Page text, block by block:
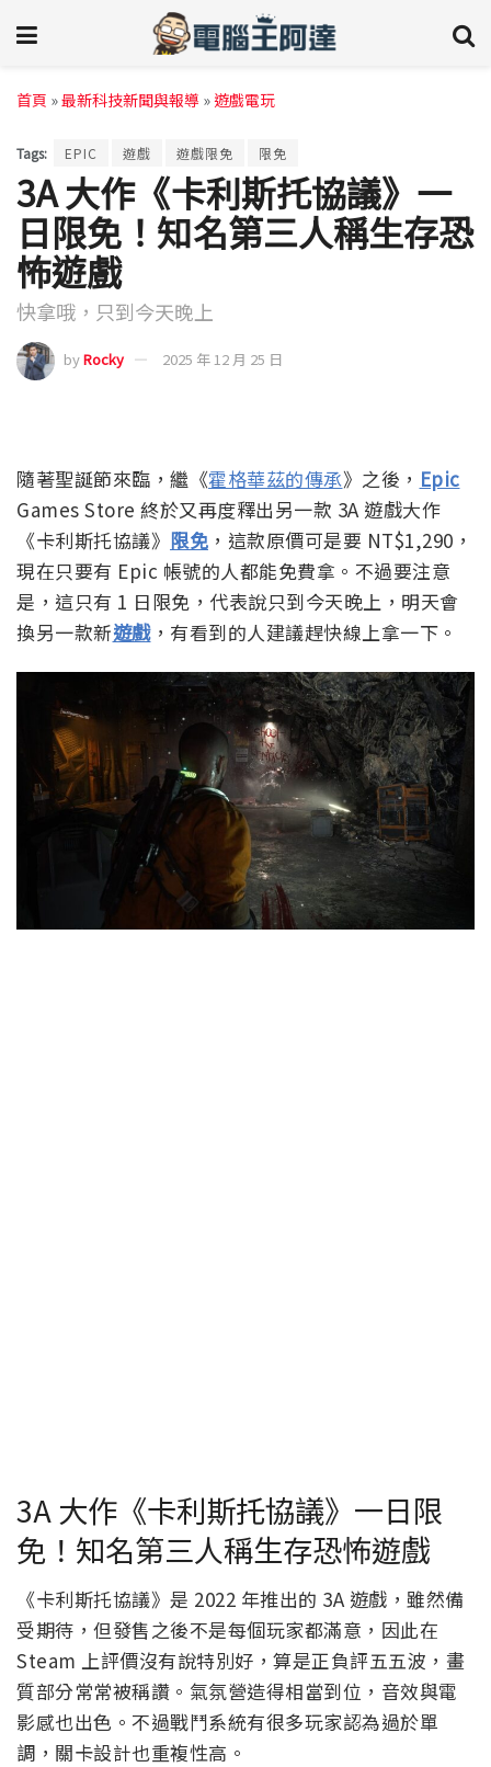
首頁 »最新科技新聞與報導 »遊戲電玩
Tags: EPIC 遊戲 遊戲限免 限免
3A 大作《卡利斯托協議》一
日限免！知名第三人稱生存恐
怖遊戲
快拿哦，只到今天晚上
byRocky 2025 年 12 月 25 日
隨著聖誕節來臨，繼《霍格華茲的傳承》之後， Epic
Games Store 終於又再度釋出另一款 3A 遊戲大作
《卡利斯托協議》 限免 ，這款原價可是要 NT$1,290，
現在只要有 Epic 帳號的人都能免費拿。不過要注意
是，這只有 1 日限免，代表說只到今天晚上，明天會
換另一款新遊戲，有看到的人建議趕快線上拿一下。
3A 大作《卡利斯托協議》一日限
免！知名第三人稱生存恐怖遊戲
《卡利斯托協議》是 2022 年推出的 3A 遊戲，雖然備
受期待，但發售之後不是每個玩家都滿意，因此在
Steam 上評價沒有說特別好，算是正負評五五波，畫
質部分常常被稱讚。氣氛營造得相當到位，音效與電
影感也出色。不過戰鬥系統有很多玩家認為過於單
調，關卡設計也重複性高。